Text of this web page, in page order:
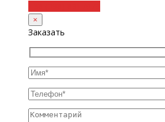
×
Заказать